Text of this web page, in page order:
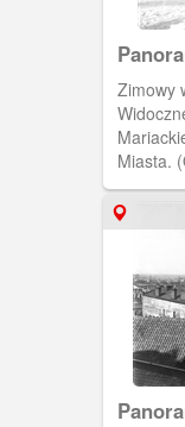
Zimowy
Miasta.